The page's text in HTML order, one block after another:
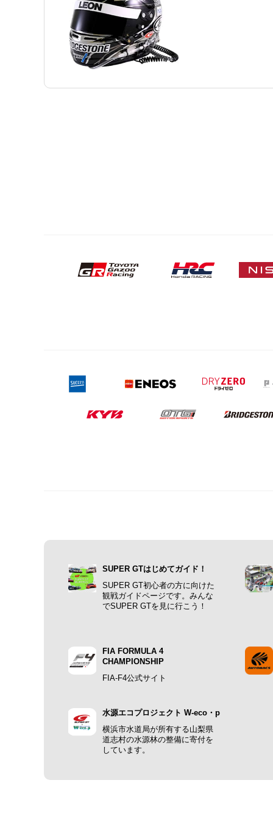
SUPER GTはじめてガイド！
SUPER GT初心者の方に向けた
観戦ガイドページです。みんな
でSUPER GTを見に行こう！
FIA FORMULA 4
CHAMPIONSHIP
FIA-F4公式サイト
水源エコプロジェクト W-eco・p
横浜市水道局が所有する山梨県
道志村の水源林の整備に寄付を
しています。